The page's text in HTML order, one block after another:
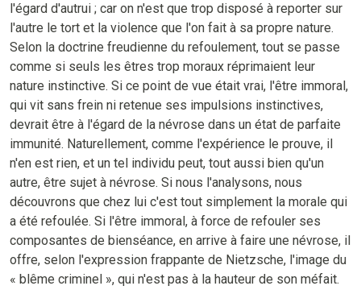
l'égard d'autrui ; car on n'est que trop disposé à reporter sur
l'autre le tort et la violence que l'on fait à sa propre nature.
Selon la doctrine freudienne du refoulement, tout se passe
comme si seuls les êtres trop moraux réprimaient leur
nature instinctive. Si ce point de vue était vrai, l'être immoral,
qui vit sans frein ni retenue ses impulsions instinctives,
devrait être à l'égard de la névrose dans un état de parfaite
immunité. Naturellement, comme l'expérience le prouve, il
n'en est rien, et un tel individu peut, tout aussi bien qu'un
autre, être sujet à névrose. Si nous l'analysons, nous
découvrons que chez lui c'est tout simplement la morale qui
a été refoulée. Si l'être immoral, à force de refouler ses
composantes de bienséance, en arrive à faire une névrose, il
offre, selon l'expression frappante de Nietzsche, l'image du
« blême criminel », qui n'est pas à la hauteur de son méfait.